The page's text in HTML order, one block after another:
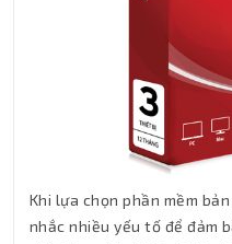
Khi lựa chọn phần mềm
nhắc nhiều yếu tố để đảm